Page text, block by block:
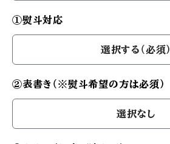
①熨斗対応
選択する（必須）
②表書き（※熨斗希望の方は必須）
選択なし